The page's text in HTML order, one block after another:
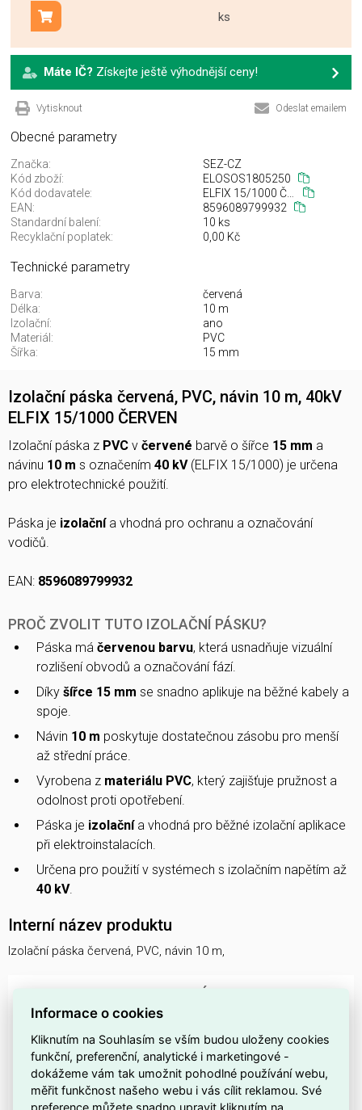
ks
Přidat do košíku
Máte IČ? Získejte ještě výhodnější ceny!
Vytisknout Odeslat emailem
Obecné parametry
Značka:
SEZ-CZ
Kód zboží:
ELOSOS1805250
Kód dodavatele:
ELFIX 15/1000 ČERVEN
EAN:
8596089799932
Standardní balení:
10 ks
Recyklační poplatek:
0,00 Kč
Technické parametry
Barva:
červená
Délka:
10 m
Izolační:
ano
Materiál:
PVC
Šířka:
15 mm
Izolační páska červená, PVC, návin 10 m, 40kV
ELFIX 15/1000 ČERVEN
Izolační páska z PVC v červené barvě o šířce 15 mm a
návinu 10 m s označením 40 kV(ELFIX 15/1000) je určena
pro elektrotechnické použití.
Páska je izolačnía vhodná pro ochranu a označování
vodičů.
EAN: 8596089799932
PROČ ZVOLIT TUTO IZOLAČNÍ PÁSKU?
Páska má červenou barvu, která usnadňuje vizuální
rozlišení obvodů a označování fází.
Díky šířce 15 mm se snadno aplikuje na běžné kabely a
spoje.
Návin 10 m poskytuje dostatečnou zásobu pro menší
až střední práce.
Vyrobena z materiálu PVC, který zajišťuje pružnost a
odolnost proti opotřebení.
Páska je izolačnía vhodná pro běžné izolační aplikace
při elektroinstalacích.
Určena pro použití v systémech s izolačním napětím až
40 kV.
Interní název produktu
Izolační páska červená, PVC, návin 10 m,
Dostupnost centrální sklady EMAS
Centrální sklad Ostrava více než 300 ks skladem
Morava
Informace o cookies
Kliknutím na Souhlasím se vším budou uloženy cookies
funkční, preferenční, analytické i marketingové -
dokážeme vám tak umožnit pohodlné používání webu,
měřit funkčnost našeho webu i vás cílit reklamou. Své
preference můžete snadno upravit kliknutím na